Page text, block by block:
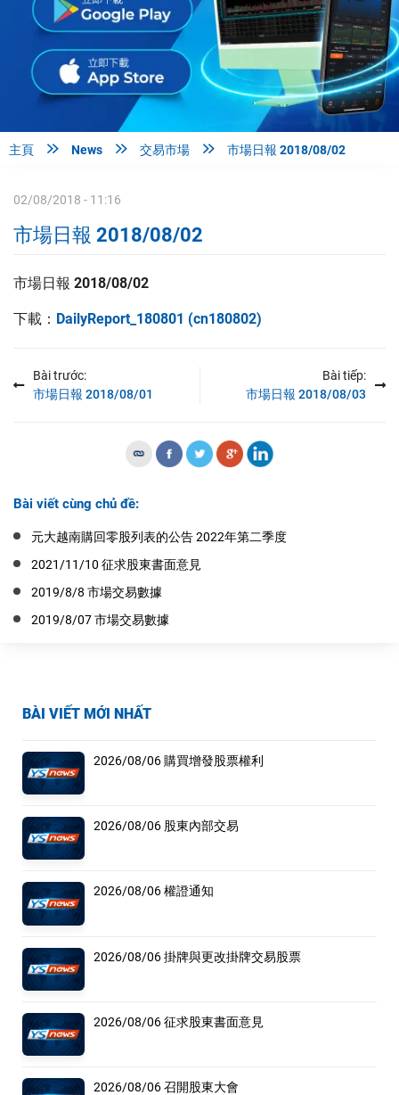
主頁  News  交易市場  市場日報 2018/08/02
BÀI VIẾT MỚI NHẤT
2026/08/06 購買增發股票權利
2026/08/06 股東內部交易
2026/08/06 權證通知
2026/08/06 掛牌與更改掛牌交易股票
2026/08/06 征求股東書面意見
2026/08/06 召開股東大會
02/08/2018 - 11:16
市場日報 2018/08/02
市場日報 2018/08/02
下載： DailyReport_180801 (cn180802)
Bài trước:
市場日報 2018/08/01
Bài tiếp:
市場日報 2018/08/03
Bài viết cùng chủ đề:
元大越南購回零股列表的公告 2022年第二季度
2021/11/10 征求股東書面意見
2019/8/8 市場交易數據
2019/8/07 市場交易數據